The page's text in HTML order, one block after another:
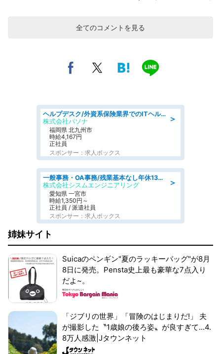
全てのコメントを見る
＞
ヘルプデスク/外資系保険業界でのITヘルプデスク業務/駅近/即日勤務可/ヘルプデスク
株式会社パソナ
福岡県 北九州市
時給4,167円
正社員
スポンサー：求人ボックス
＞
一般事務・OA事務/残業基本なし年休130日社保完備の一般・調達事務
株式会社シスムエンジニアリング
愛知県 一宮市
時給1,350円～
正社員 / 派遣社員
スポンサー：求人ボックス
姉妹サイト
Suicaのペンギン"夏のラッキーバッグ"が8月
8日に発売。Pensta史上最も豪華な7点入り
だよ~。
「ジブリの世界」「冒険のはじまりだ!」 夫
が撮影した〝1歳娘の後ろ姿〟が良すぎて...4.
8万人感激|Jタウンネット